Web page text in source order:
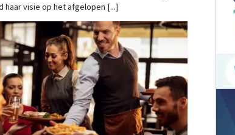
haar visie op het afgelopen [...]